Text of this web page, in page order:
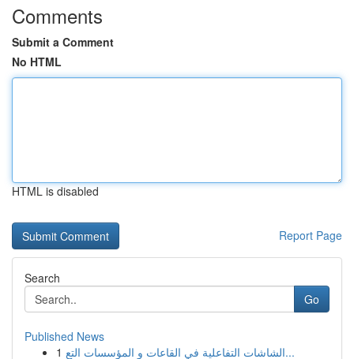
Comments
Submit a Comment
No HTML
HTML is disabled
Report Page
Search
Go
Published News
1
الشاشات التفاعلية في القاعات و المؤسسات التع...